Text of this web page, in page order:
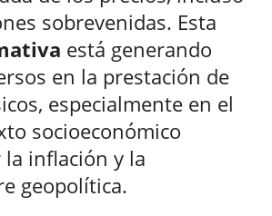
sobrevenidas. Esta
está generando
en la prestación de
especialmente en el
socioeconómico
inflación y la
geopolítica.